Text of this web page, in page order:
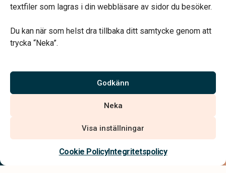
textfiler som lagras i din webbläsare av sidor du besöker.
Du kan när som helst dra tillbaka ditt samtycke genom att
trycka “Neka”.
Godkänn
Neka
Visa inställningar
Cookie PolicyIntegritetspolicy
Kontakta oss
Vårt systerbolag Verahill hjälper dig med familjejuridiken –
Vi är auktoriserade av Sveriges Begravningsbyråers Förbund och
har högt ställda krav på utbildning, kvalitet, miljö och arbetsmiljö.